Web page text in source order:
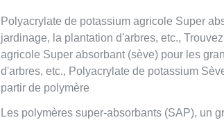
Polyacrylate de potassium agricole Super
jardinage, la plantation d'arbres, etc.,
agricole Super absorbant (sève) pour les
d'arbres, etc., Polyacrylate de potassium
partir de polymère
Les polymères super-absorbants (SAP), un